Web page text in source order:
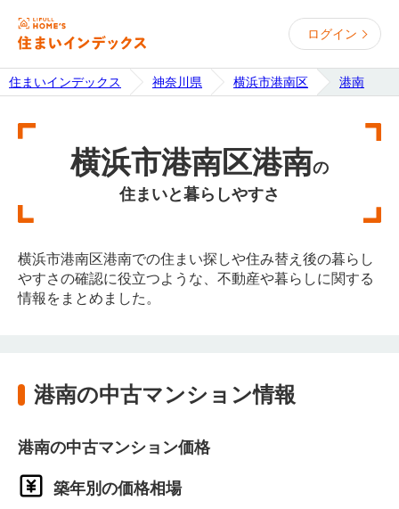
ログイン
住まいインデックス 神奈川県 横浜市港南区 港南
横浜市港南区港南の
住まいと暮らしやすさ
横浜市港南区港南での住まい探しや住み替え後の暮らし
やすさの確認に役立つような、不動産や暮らしに関する
情報をまとめました。
港南の中古マンション情報
港南の中古マンション価格
築年別の価格相場